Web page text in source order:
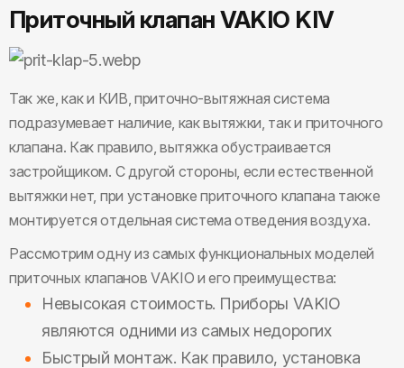
Приточный клапан VAKIO KIV
Так же, как и КИВ, приточно-вытяжная система
подразумевает наличие, как вытяжки, так и приточного
клапана. Как правило, вытяжка обустраивается
застройщиком. С другой стороны, если естественной
вытяжки нет, при установке приточного клапана также
монтируется отдельная система отведения воздуха.
Рассмотрим одну из самых функциональных моделей
приточных клапанов VAKIO и его преимущества:
Невысокая стоимость. Приборы VAKIO
являются одними из самых недорогих
Быстрый монтаж. Как правило, установка